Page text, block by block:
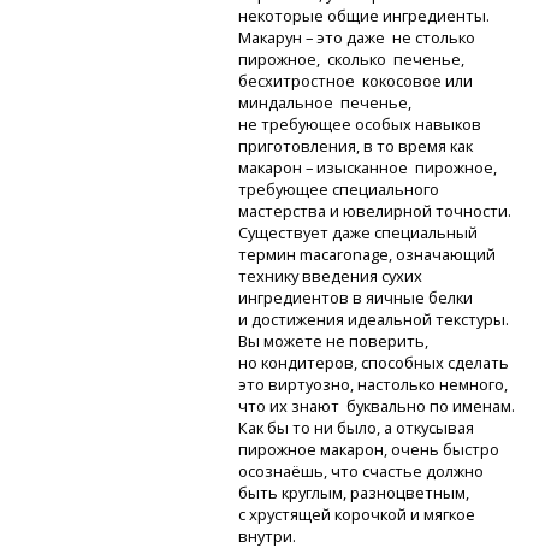
некоторые общие ингредиенты.
Макарун – это даже не столько
пирожное, сколько печенье,
бесхитростное кокосовое или
миндальное печенье,
не требующее особых навыков
приготовления, в то время как
макарон – изысканное пирожное,
требующее специального
мастерства и ювелирной точности.
Существует даже специальный
термин macaronage, означающий
технику введения сухих
ингредиентов в яичные белки
и достижения идеальной текстуры.
Вы можете не поверить,
но кондитеров, способных сделать
это виртуозно, настолько немного,
что их знают буквально по именам.
Как бы то ни было, а откусывая
пирожное макарон, очень быстро
осознаёшь, что счастье должно
быть круглым, разноцветным,
с хрустящей корочкой и мягкое
внутри.